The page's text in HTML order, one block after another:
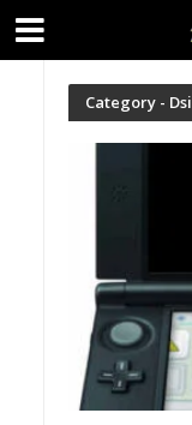
Category - Dsi